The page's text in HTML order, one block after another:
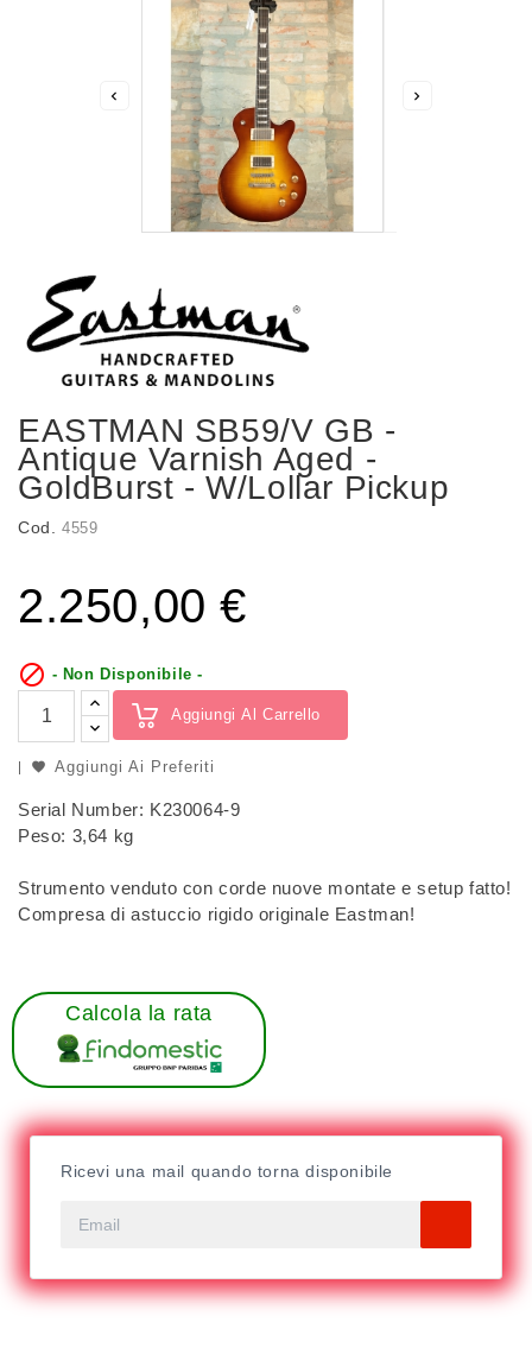
 
EASTMAN SB59/v GB -
Antique Varnish Aged -
GoldBurst - W/Lollar Pickup
Cod. 4559
2.250,00 €
 - Non Disponibile -
Aggiungi Al Carrello
Aggiungi Ai Preferiti
Serial Number: K230064-9
Peso: 3,64 kg
Strumento venduto con corde nuove montate e setup fatto!
Compresa di astuccio rigido originale Eastman!
Calcola la rata
Ricevi una mail quando torna disponibile